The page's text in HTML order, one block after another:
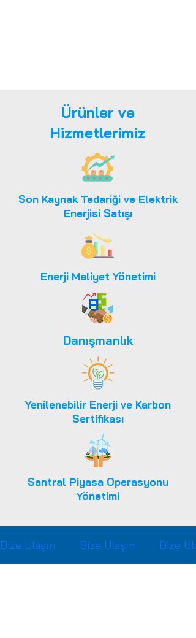
Ürünler ve
Hizmetlerimiz
Son Kaynak Tedariği ve Elektrik
Enerjisi Satışı
Enerji Maliyet Yönetimi
Danışmanlık
Yenilenebilir Enerji ve Karbon
Sertifikası
Santral Piyasa Operasyonu
Yönetimi
Bize Ulaşın